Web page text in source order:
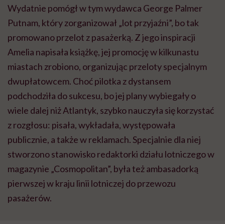
Wydatnie pomógł w tym wydawca George Palmer
Putnam, który zorganizował „lot przyjaźni”, bo tak
promowano przelot z pasażerką. Z jego inspiracji
Amelia napisała książkę, jej promocję w kilkunastu
miastach zrobiono, organizując przeloty specjalnym
dwupłatowcem. Choć pilotka z dystansem
podchodziła do sukcesu, bo jej plany wybiegały o
wiele dalej niż Atlantyk, szybko nauczyła się korzystać
z rozgłosu: pisała, wykładała, występowała
publicznie, a także w reklamach. Specjalnie dla niej
stworzono stanowisko redaktorki działu lotniczego w
magazynie „Cosmopolitan”, była też ambasadorką
pierwszej w kraju linii lotniczej do przewozu
pasażerów.